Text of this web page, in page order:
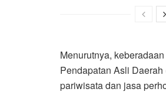
Menurutnya,
Pendapatan Asli
pariwisata dan jasa